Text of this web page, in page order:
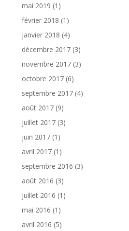
mai 2019 (1)
février 2018 (1)
janvier 2018 (4)
décembre 2017(3)
novembre 2017(3)
octobre 2017(6)
septembre 2017(4)
août 2017(9)
juillet 2017(3)
juin 2017(1)
avril 2017(1)
septembre 2016 (3)
août 2016 (3)
juillet 2016 (1)
mai 2016 (1)
avril 2016 (5)